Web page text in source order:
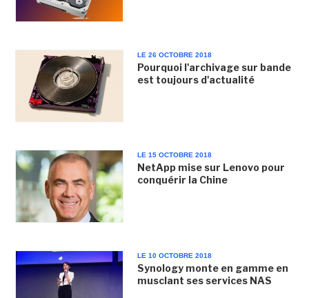
LE 26 OCTOBRE 2018
Pourquoi l'archivage sur bande
est toujours d'actualité
LE 15 OCTOBRE 2018
NetApp mise sur Lenovo pour
conquérir la Chine
LE 10 OCTOBRE 2018
Synology monte en gamme en
musclant ses services NAS